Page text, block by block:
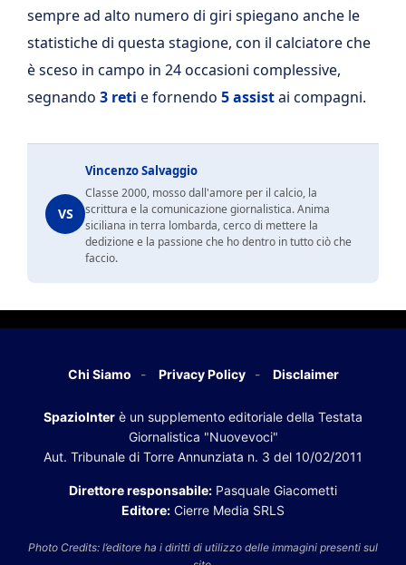
sempre ad alto numero di giri spiegano anche le
statistiche di questa stagione, con il calciatore che
è sceso in campo in 24 occasioni complessive,
segnando 3 reti e fornendo 5 assistai compagni.
VS
Vincenzo Salvaggio
Classe 2000, mosso dall'amore per il calcio, la
scrittura e la comunicazione giornalistica. Anima
siciliana in terra lombarda, cerco di mettere la
dedizione e la passione che ho dentro in tutto ciò che
faccio.
Chi Siamo Privacy Policy Disclaimer
SpazioInter è un supplemento editoriale della Testata
Giornalistica "Nuovevoci"
Aut. Tribunale di Torre Annunziata n. 3 del 10/02/2011
Direttore responsabile: Pasquale Giacometti
Editore: Cierre Media SRLS
Photo Credits: l’editore ha i diritti di utilizzo delle immagini presenti sul